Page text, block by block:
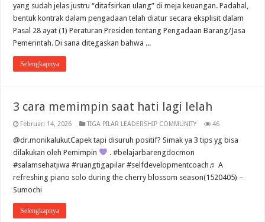
yang sudah jelas justru “ditafsirkan ulang” di meja keuangan. Padahal,
bentuk kontrak dalam pengadaan telah diatur secara eksplisit dalam
Pasal 28 ayat (1) Peraturan Presiden tentang Pengadaan Barang/Jasa
Pemerintah. Di sana ditegaskan bahwa ...
Selengkapnya
3 cara memimpin saat hati lagi lelah
Februari 14, 2026 TIGA PILAR LEADERSHIP COMMUNITY 46
@dr.monikalukutCapek tapi disuruh positif? Simak ya 3 tips yg bisa
dilakukan oleh Pemimpin
. #belajarbarengdocmon
#salamsehatjiwa #ruangtigapilar #selfdevelopmentcoach♬ A
refreshing piano solo during the cherry blossom season(1520405) –
Sumochi
Selengkapnya